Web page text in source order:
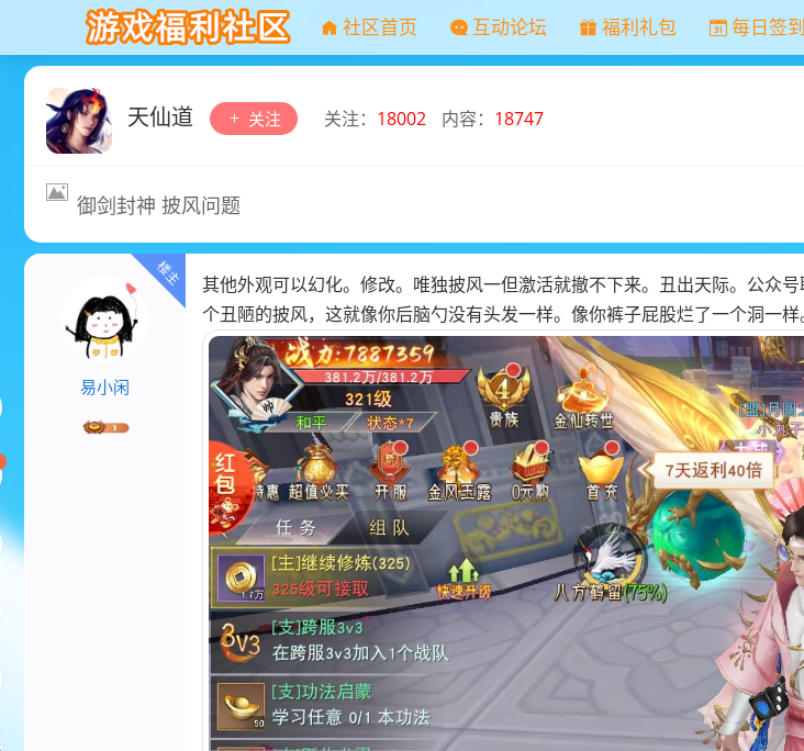
社区首页 互动论坛 福利礼包 每日签到
天仙道 关注 关注： 18002 内容： 18747
御剑封神 披风问题
易小闲
其他外观可以幻化。修改。唯独披风一但激活就撤不下来。丑出天际。公众
个丑陋的披风，这就像你后脑勺没有头发一样。像你裤子屁股烂了一个洞一样